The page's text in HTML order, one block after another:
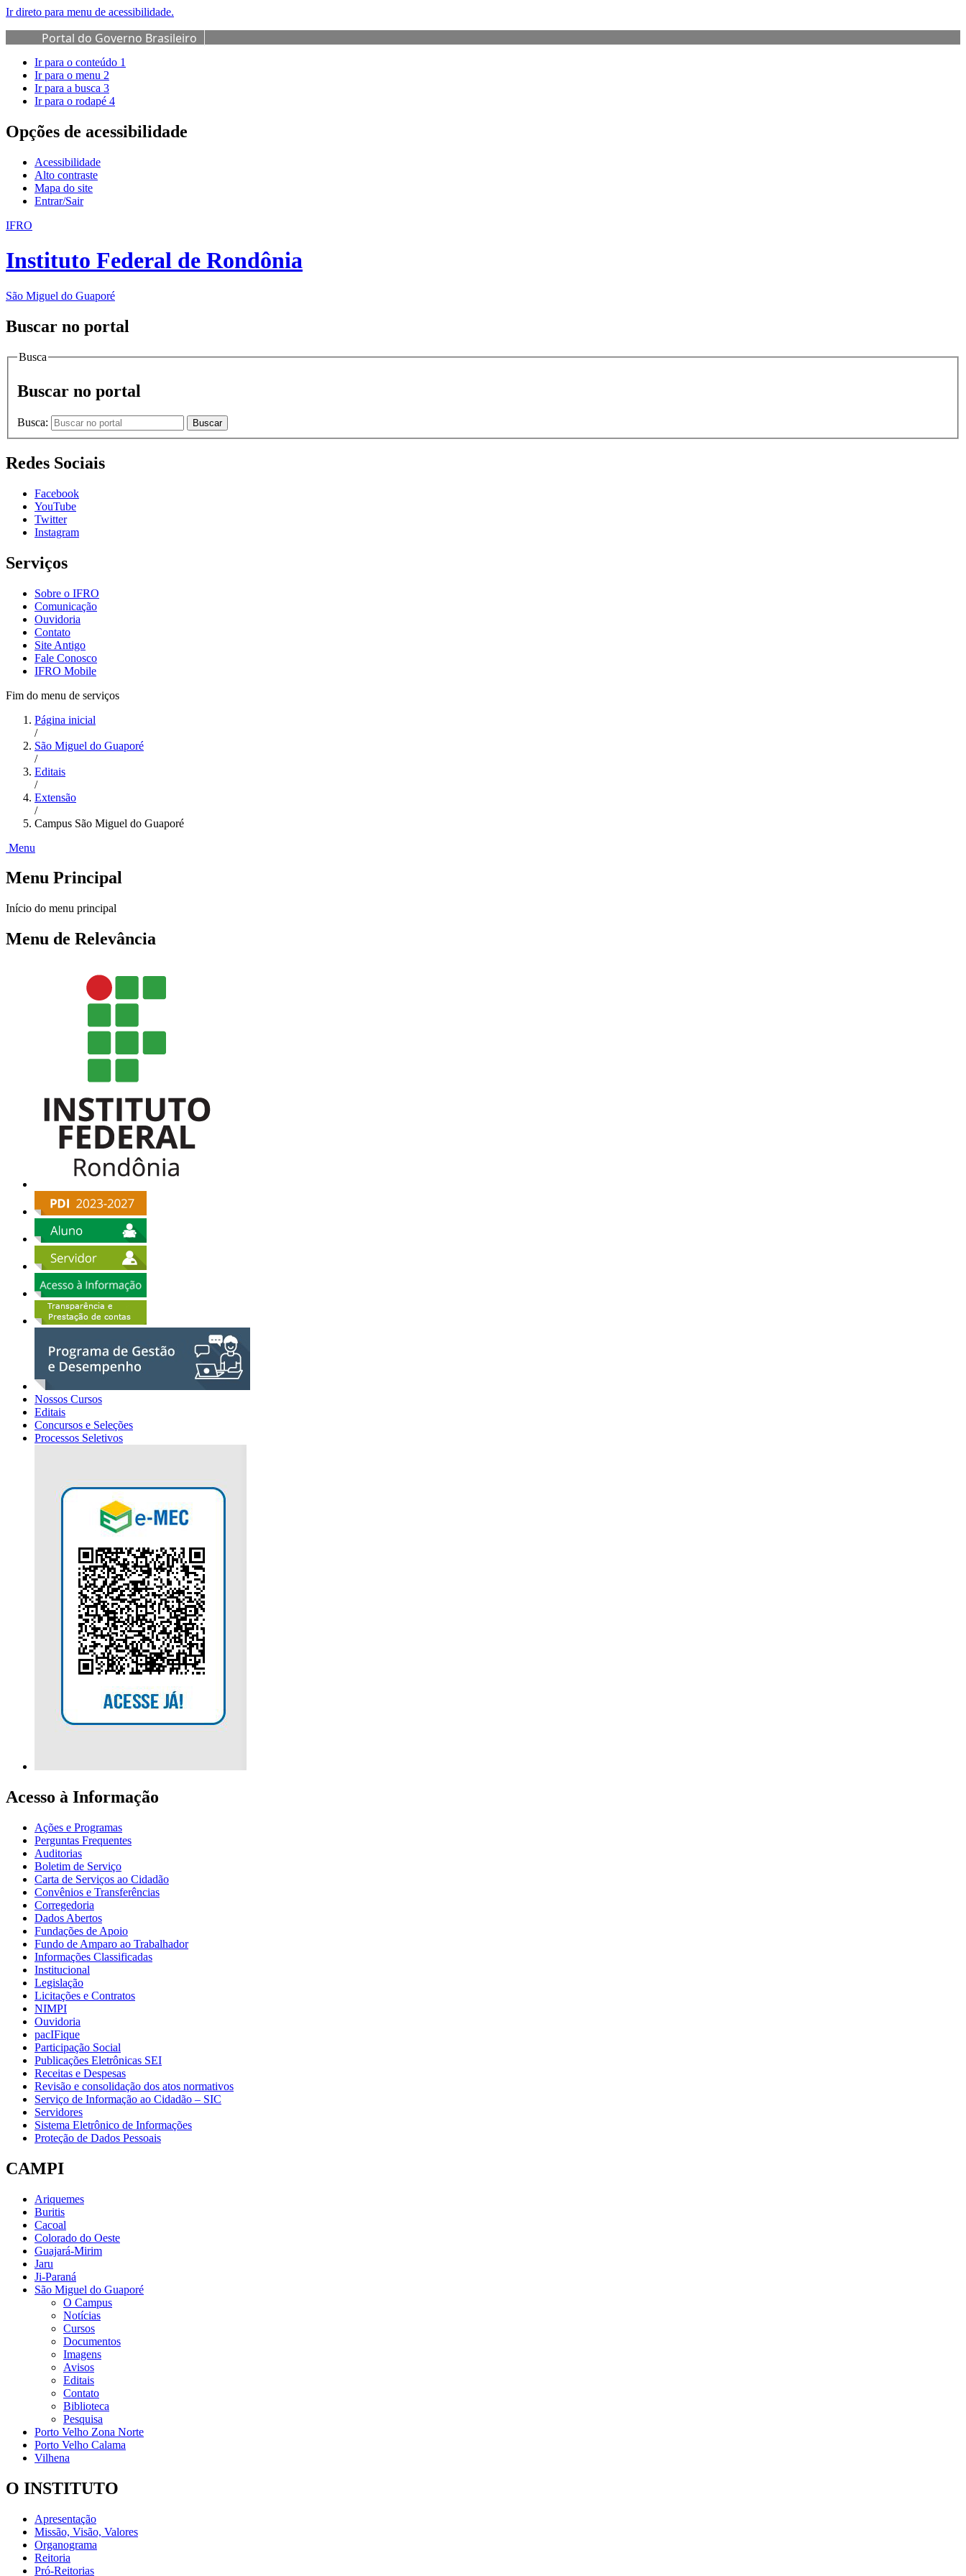
Ir direto para menu de acessibilidade.
Portal do Governo Brasileiro
Ir para o conteúdo 1
Ir para o menu 2
Ir para a busca 3
Ir para o rodapé 4
Opções de acessibilidade
Acessibilidade
Alto contraste
Mapa do site
Entrar/Sair
IFRO
Instituto Federal de Rondônia
São Miguel do Guaporé
Buscar no portal
Busca
Buscar no portal
Busca: Buscar
Redes Sociais
Facebook
YouTube
Twitter
Instagram
Serviços
Sobre o IFRO
Comunicação
Ouvidoria
Contato
Site Antigo
Fale Conosco
IFRO Mobile
Fim do menu de serviços
Página inicial
/
São Miguel do Guaporé
/
Editais
/
Extensão
/
Campus São Miguel do Guaporé
Menu
Menu Principal
Início do menu principal
Menu de Relevância
Nossos Cursos
Editais
Concursos e Seleções
Processos Seletivos
Acesso à Informação
Ações e Programas
Perguntas Frequentes
Auditorias
Boletim de Serviço
Carta de Serviços ao Cidadão
Convênios e Transferências
Corregedoria
Dados Abertos
Fundações de Apoio
Fundo de Amparo ao Trabalhador
Informações Classificadas
Institucional
Legislação
Licitações e Contratos
NIMPI
Ouvidoria
pacIFique
Participação Social
Publicações Eletrônicas SEI
Receitas e Despesas
Revisão e consolidação dos atos normativos
Serviço de Informação ao Cidadão – SIC
Servidores
Sistema Eletrônico de Informações
Proteção de Dados Pessoais
CAMPI
Ariquemes
Buritis
Cacoal
Colorado do Oeste
Guajará-Mirim
Jaru
Ji-Paraná
São Miguel do Guaporé
O Campus
Notícias
Cursos
Documentos
Imagens
Avisos
Editais
Contato
Biblioteca
Pesquisa
Porto Velho Zona Norte
Porto Velho Calama
Vilhena
O INSTITUTO
Apresentação
Missão, Visão, Valores
Organograma
Reitoria
Pró-Reitorias